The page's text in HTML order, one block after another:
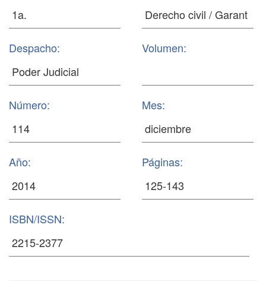
Despacho: Volumen:
Número: Mes:
Año: Páginas:
ISBN/ISSN: